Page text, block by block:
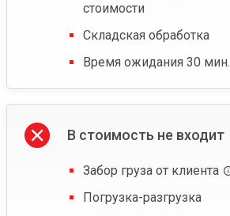
стоимости
Складская обработка
Время ожидания 30 мин.
В стоимость не входит
Забор груза от клиента
Погрузка-разгрузка